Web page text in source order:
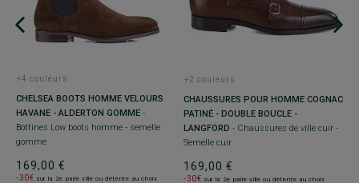
+4 couleurs
CHELSEA BOOTS HOMME VELOURS
HAVANE - ALDERTON GOMME -
Bottines Low boots homme - semelle
gomme
169,00 €
-30€ sur la 2e paire ville ou détente au choix
+2 couleurs
CHAUSSURES POUR HOMME COGNAC
PATINÉ - DOUBLE BOUCLE -
LANGFORD - Chaussures de ville cuir -
Semelle cuir
169,00 €
-30€ sur la 2e paire ville ou détente au choix